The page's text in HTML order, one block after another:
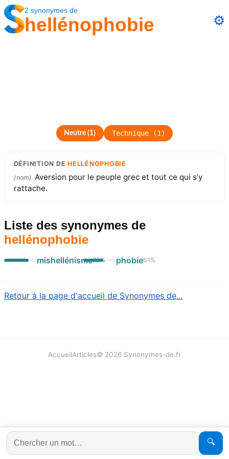
2 synonymes de
hellénophobie ⚙️
Neutre (1) Technique(1 )
DÉFINITION DEHELLÉNOPHOBIE
(nom) Aversion pour le peuple grec et tout ce qui s’y
rattache.
Liste des synonymes de
hellénophobie
mishellénisme75% phobie61 %
Retour à la page d'accueil de Synonymes de...
🔍
AccueilArticles© 2026 Synonymes-de.fr